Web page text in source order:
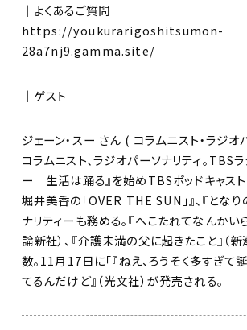
｜よくあるご質問
https://youkurarigoshitsumon-
28a7nj9.gamma.site/
｜ゲスト
ジェーン・スー さん ( コラムニスト・ラジオ
コラムニスト、ラジオパーソナリティ。TBSラ
ー 生活は踊る』を始めTBSポッドキャスト
堀井美香の「OVER THE SUN」』、『となり
ナリティーも務める。『へこたれてなんかい
論新社）、『介護未満の父に起きたこと』（
数。11月17日に「『ねえ、ろうそく多すぎ
てるんだけど』（光文社）が発売される。